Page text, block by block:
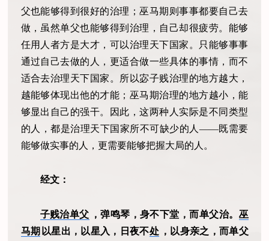
父也能够得到很好的治理；巫马期则事事都要自己去
做，虽然单父也能够得到治理，自己却很疲劳。能够
任用人者方是大才，可以治理天下国家。只能够事事
通过自己去做的人，更适合做一些具体的事情，而不
适合去治理天下国家。所以宓子贱治理的地方越大，
越能够体现出他的才能；巫马期治理的地方越小，能
够显出自己的强干。因此，这两种人实际是不同类型
的人，都是治理天下国家所不可缺少的人——既需要
能够做实事的人，更需要能够把握大局的人。
经文：
子贱治单父 ，弹鸣琴，身不下堂，而单父治。 巫
马期 以星出，以星入，日夜不处 ，以身亲之，而单父